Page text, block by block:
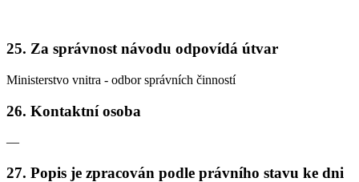
25. Za správnost návodu odpovídá útvar
Ministerstvo vnitra - odbor správních činností
26. Kontaktní osoba
—
27. Popis je zpracován podle právního stavu ke dni